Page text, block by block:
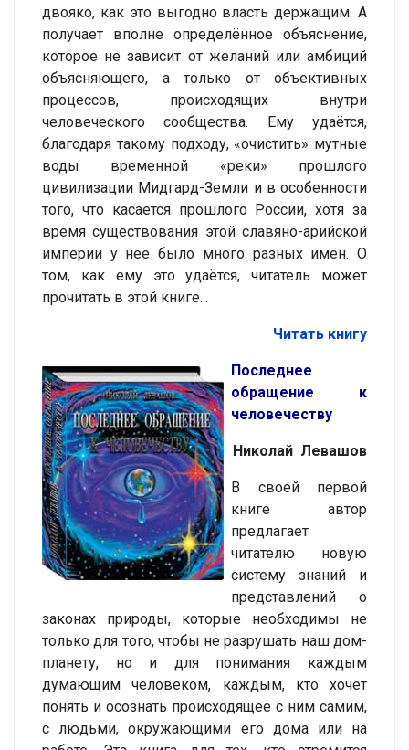
двояко, как это выгодно власть держащим. А
получает вполне определённое объяснение,
которое не зависит от желаний или амбиций
объясняющего, а только от объективных
процессов, происходящих внутри
человеческого сообщества. Ему удаётся,
благодаря такому подходу, «очистить» мутные
воды временной «реки» прошлого
цивилизации Мидгард-Земли и в особенности
того, что касается прошлого России, хотя за
время существования этой славяно-арийской
империи у неё было много разных имён. О
том, как ему это удаётся, читатель может
прочитать в этой книге...
Читать книгу
Последнее
обращение к
человечеству
Николай Левашов
В своей первой
книге автор
предлагает
читателю новую
систему знаний и
представлений о
законах природы, которые необходимы не
только для того, чтобы не разрушать наш дом-
планету, но и для понимания каждым
думающим человеком, каждым, кто хочет
понять и осознать происходящее с ним самим,
с людьми, окружающими его дома или на